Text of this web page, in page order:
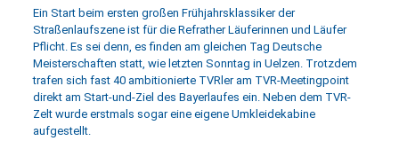
Ein Start beim ersten großen Frühjahrsklassiker der
Straßenlaufszene ist für die Refrather Läuferinnen und Läufer
Pflicht. Es sei denn, es finden am gleichen Tag Deutsche
Meisterschaften statt, wie letzten Sonntag in Uelzen. Trotzdem
trafen sich fast 40 ambitionierte TVRler am TVR-Meetingpoint
direkt am Start-und-Ziel des Bayerlaufes ein. Neben dem TVR-
Zelt wurde erstmals sogar eine eigene Umkleidekabine
aufgestellt.